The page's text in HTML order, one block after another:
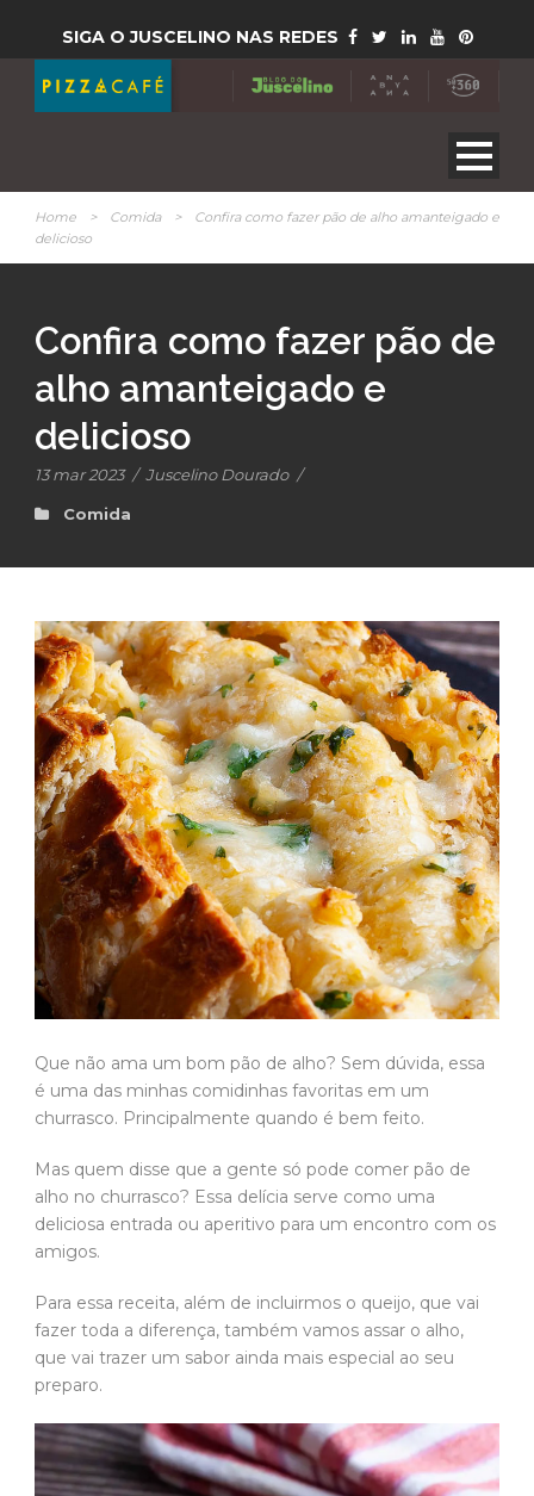
SIGA O JUSCELINO NAS REDES
Home > Comida >
Confira como fazer pão de alho amanteigado e
delicioso
Confira como fazer pão de
alho amanteigado e
delicioso
13 mar 2023 / Juscelino Dourado /
Comida
Que não ama um bom pão de alho? Sem dúvida, essa
é uma das minhas comidinhas favoritas em um
churrasco. Principalmente quando é bem feito.
Mas quem disse que a gente só pode comer pão de
alho no churrasco? Essa delícia serve como uma
deliciosa entrada ou aperitivo para um encontro com os
amigos.
Para essa receita, além de incluirmos o queijo, que vai
fazer toda a diferença, também vamos assar o alho,
que vai trazer um sabor ainda mais especial ao seu
preparo.